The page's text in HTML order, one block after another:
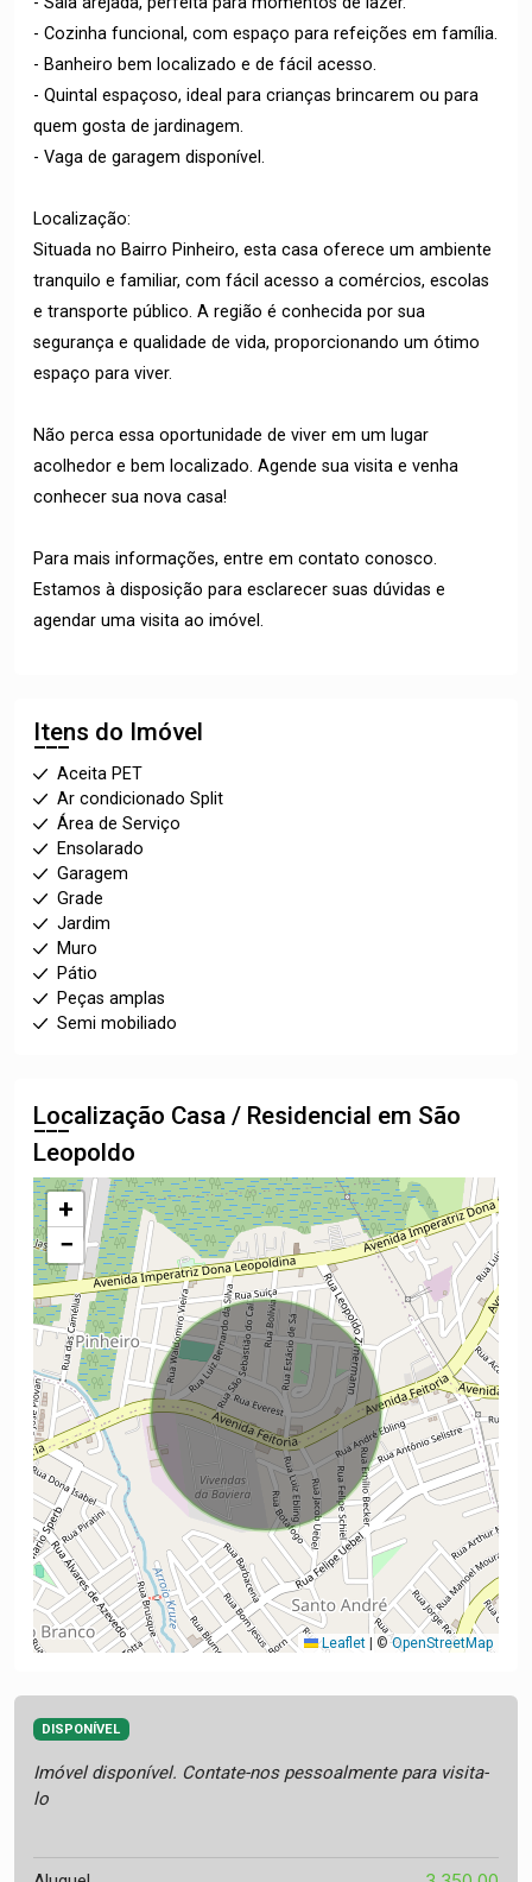
- Cozinha funcional, com espaço para refeições em família.
- Banheiro bem localizado e de fácil acesso.
- Quintal espaçoso, ideal para crianças brincarem ou para
quem gosta de jardinagem.
- Vaga de garagem disponível.
Localização:
Situada no Bairro Pinheiro, esta casa oferece um ambiente
tranquilo e familiar, com fácil acesso a comércios, escolas
e transporte público. A região é conhecida por sua
segurança e qualidade de vida, proporcionando um ótimo
espaço para viver.
Não perca essa oportunidade de viver em um lugar
acolhedor e bem localizado. Agende sua visita e venha
conhecer sua nova casa!
Para mais informações, entre em contato conosco.
Estamos à disposição para esclarecer suas dúvidas e
agendar uma visita ao imóvel.
Itens do Imóvel
Aceita PET
Ar condicionado Split
Área de Serviço
Ensolarado
Garagem
Grade
Jardim
Muro
Pátio
Peças amplas
Semi mobiliado
Localização Casa / Residencial em São
Leopoldo
+
−
Leaflet ©OpenStreetMap
DISPONÍVEL
Imóvel disponível. Contate-nos pessoalmente para visita-
lo